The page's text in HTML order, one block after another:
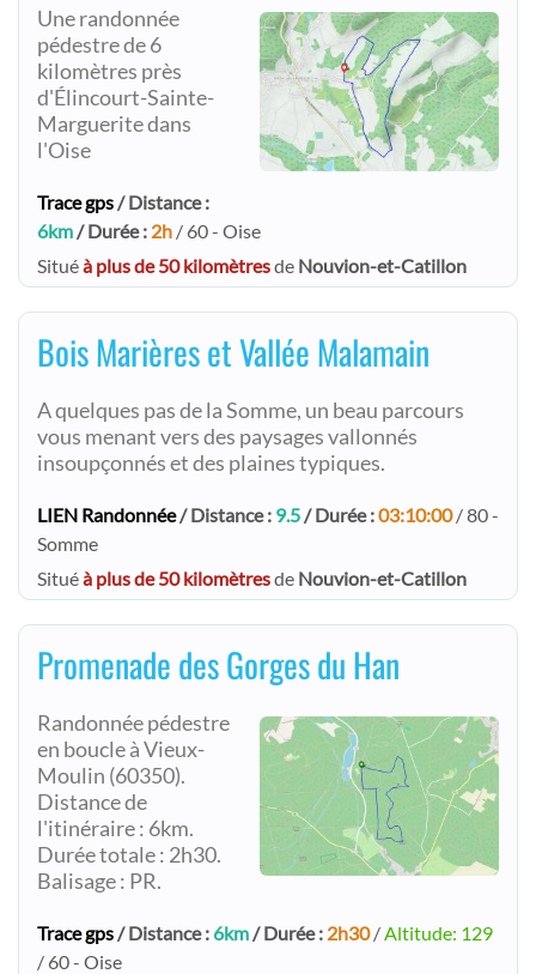
Une randonnée
pédestre de 6
kilomètres près
d'Élincourt-Sainte-
Marguerite dans
l'Oise
Trace gps/ Distance :
6km/ Durée : 2h / 60 - Oise
Situéà plus de 50 kilomètresde Nouvion-et-Catillon
Bois Marières et Vallée Malamain
A quelques pas de la Somme, un beau parcours
vous menant vers des paysages vallonnés
insoupçonnés et des plaines typiques.
LIEN Randonnée/ Distance : 9.5/ Durée :03:10:00/ 80 -
Somme
Situéà plus de 50 kilomètresde Nouvion-et-Catillon
Promenade des Gorges du Han
Randonnée pédestre
en boucle à Vieux-
Moulin (60350).
Distance de
l'itinéraire : 6km.
Durée totale : 2h30.
Balisage : PR.
Trace gps/ Distance : 6km/ Durée : 2h30/Altitude: 129
/ 60 - Oise